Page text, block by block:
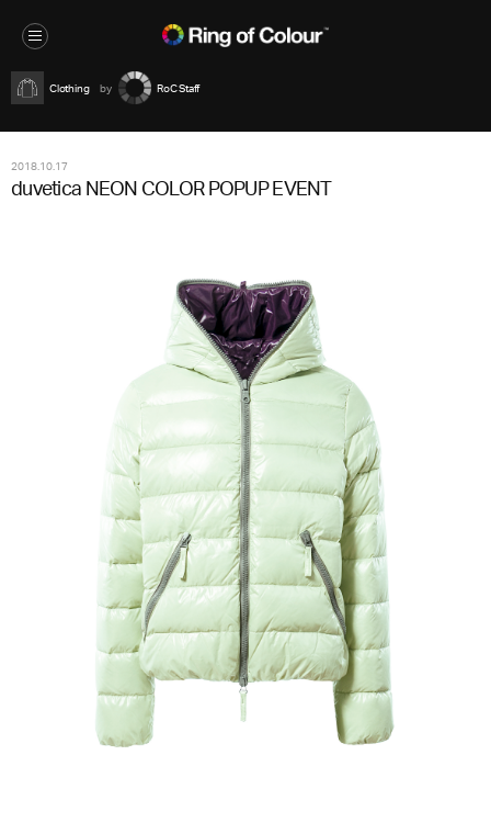
Clothing RoC Staff
2018.10.17
duvetica NEON COLOR POPUP EVENT